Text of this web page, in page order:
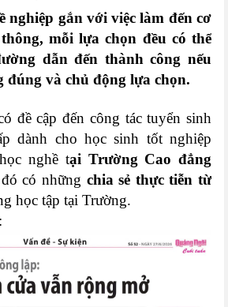
nghiệp gắn với việc làm đến cơ
mỗi lựa chọn đều có thể
dẫn đến thành công nếu
đúng và chủ động lựa chọn.
đề cập đến công tác tuyển sinh
dành cho học sinh tốt nghiệp
nghề tại Trường Cao đẳng
có những chia sẻ thực tiễn từ
học tập tại Trường.
: